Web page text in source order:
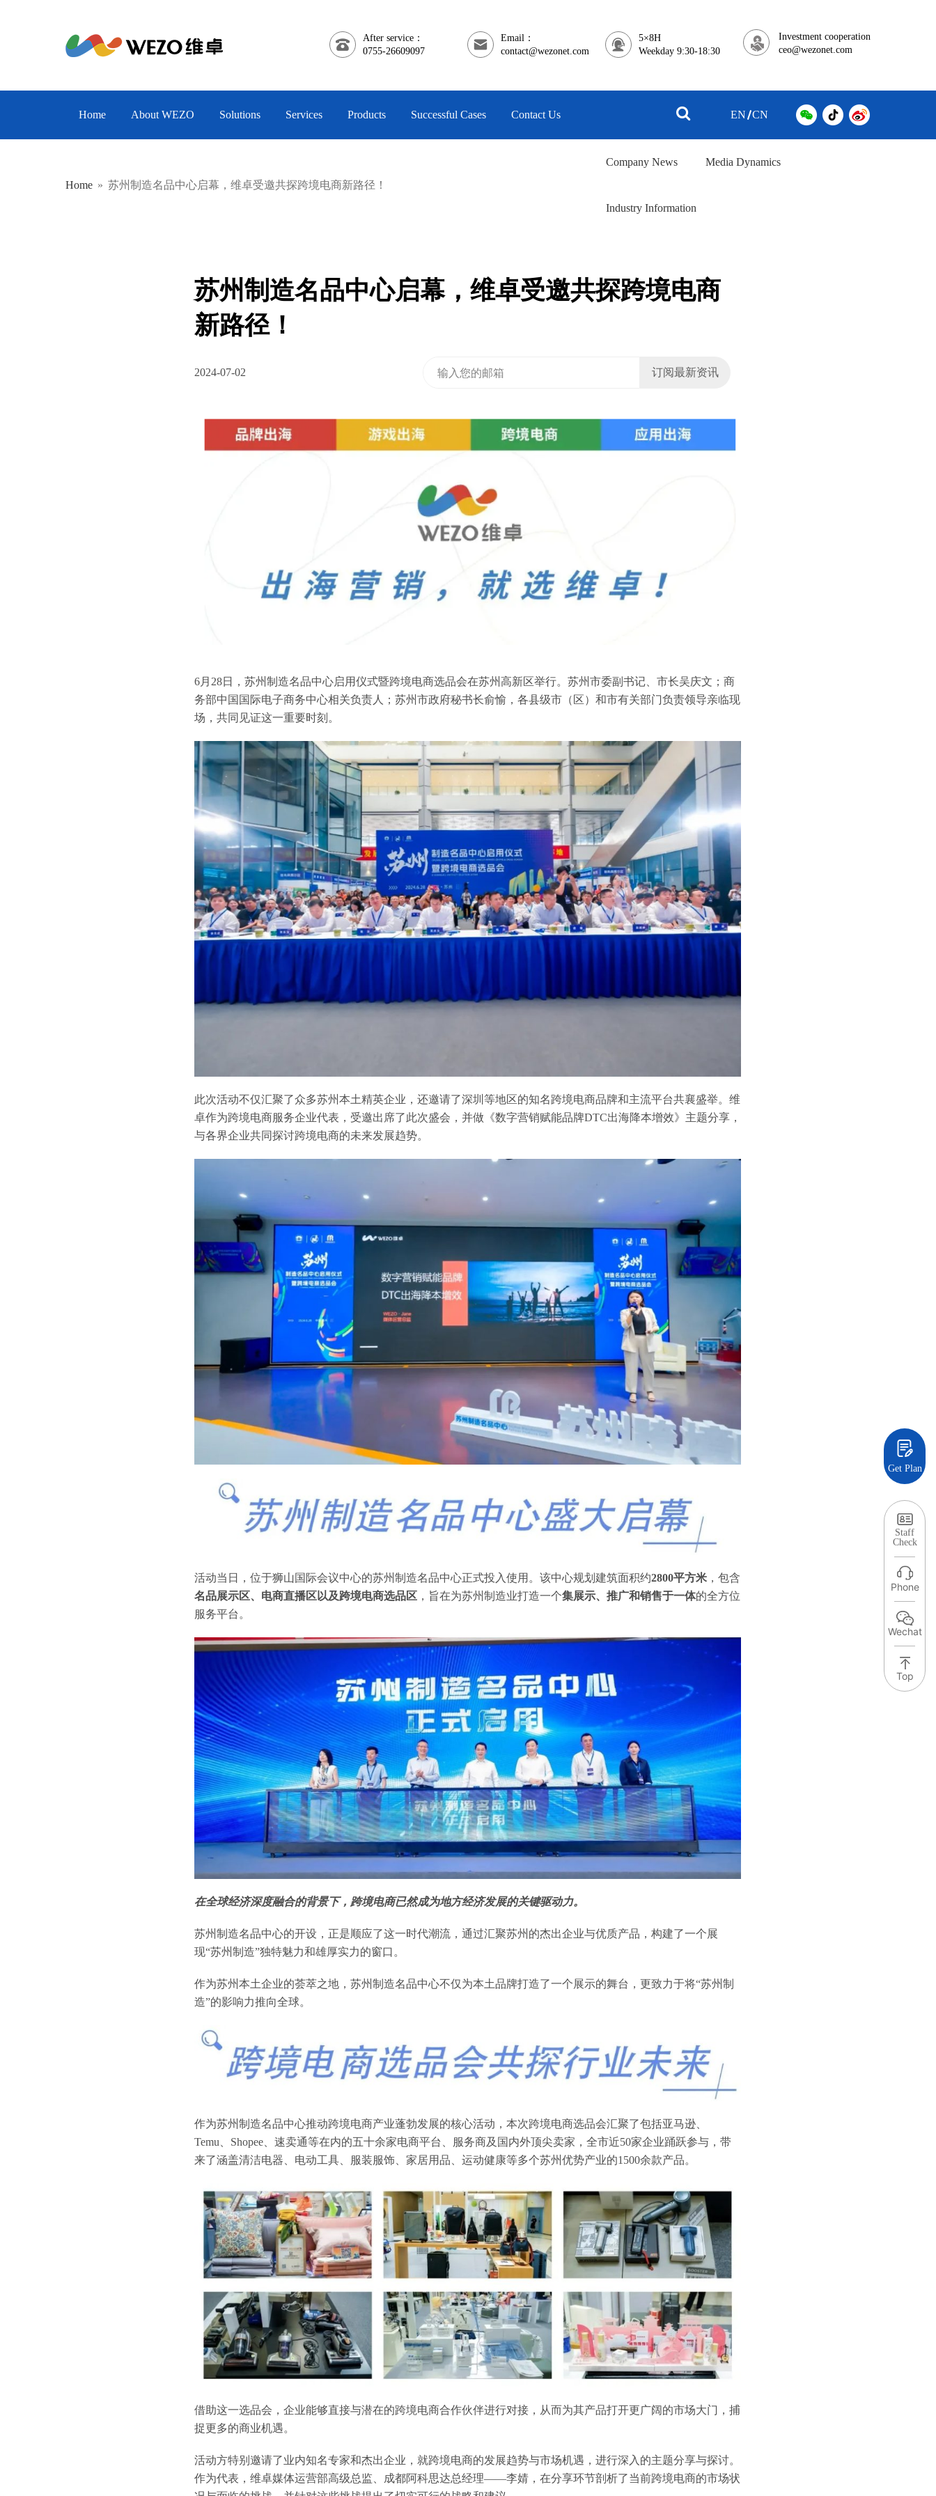
After service：
0755-26609097
Email：
contact@wezonet.com
5×8H
Weekday 9:30-18:30
Investment cooperation
ceo@wezonet.com
Home About WEZO Solutions Services Products Successful Cases Contact Us EN CN
Home » 苏州制造名品中心启幕，维卓受邀共探跨境电商新路径！
Company News Media Dynamics
Industry Information
苏州制造名品中心启幕，维卓受邀共探跨境电商
新路径！
2024-07-02
6月28日，苏州制造名品中心启用仪式暨跨境电商选品会在苏州高新区举行。苏州市委副书记、市长吴庆文；商
务部中国国际电子商务中心相关负责人；苏州市政府秘书长俞愉，各县级市（区）和市有关部门负责领导亲临现
场，共同见证这一重要时刻。
此次活动不仅汇聚了众多苏州本土精英企业，还邀请了深圳等地区的知名跨境电商品牌和主流平台共襄盛举。维
卓作为跨境电商服务企业代表，受邀出席了此次盛会，并做《数字营销赋能品牌DTC出海降本增效》主题分享，
与各界企业共同探讨跨境电商的未来发展趋势。
活动当日，位于狮山国际会议中心的苏州制造名品中心正式投入使用。该中心规划建筑面积约2800平方米 ，包含
名品展示区、电商直播区以及跨境电商选品区 ，旨在为苏州制造业打造一个集展示、推广和销售于一体的全方位
服务平台。
在全球经济深度融合的背景下，跨境电商已然成为地方经济发展的关键驱动力。
苏州制造名品中心的开设，正是顺应了这一时代潮流，通过汇聚苏州的杰出企业与优质产品，构建了一个展
现“苏州制造”独特魅力和雄厚实力的窗口。
作为苏州本土企业的荟萃之地，苏州制造名品中心不仅为本土品牌打造了一个展示的舞台，更致力于将“苏州制
造”的影响力推向全球。
作为苏州制造名品中心推动跨境电商产业蓬勃发展的核心活动，本次跨境电商选品会汇聚了包括亚马逊、
Temu、Shopee、速卖通等在内的五十余家电商平台、服务商及国内外顶尖卖家，全市近50家企业踊跃参与，带
来了涵盖清洁电器、电动工具、服装服饰、家居用品、运动健康等多个苏州优势产业的1500余款产品。
借助这一选品会，企业能够直接与潜在的跨境电商合作伙伴进行对接，从而为其产品打开更广阔的市场大门，捕
捉更多的商业机遇。
活动方特别邀请了业内知名专家和杰出企业，就跨境电商的发展趋势与市场机遇，进行深入的主题分享与探讨。
作为代表，维卓媒体运营部高级总监、成都阿科思达总经理——李婧，在分享环节剖析了当前跨境电商的市场状
Get Plan
Staff
Check
Phone
Wechat
Top